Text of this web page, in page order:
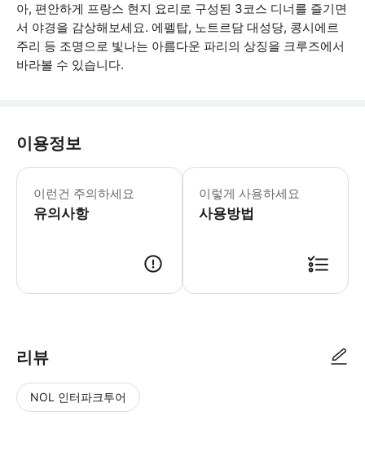
아, 편안하게 프랑스 현지 요리로 구성된 3코스 디너를 즐기면
서 야경을 감상해보세요. 에펠탑, 노트르담 대성당, 콩시에르
주리 등 조명으로 빛나는 아름다운 파리의 상징을 크루즈에서
바라볼 수 있습니다.
이용정보
이런건 주의하세요
유의사항
* 바우처에 기재된 주소를 확인 후, 원
이렇게 사용하세요
사용방법
리뷰
NOL 인터파크투어